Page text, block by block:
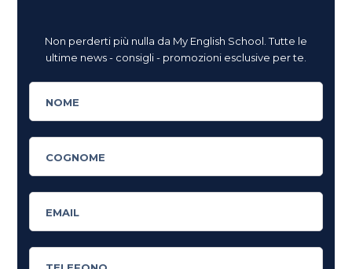
Non perderti più nulla da My English School. Tutte le
ultime news - consigli - promozioni esclusive per te.